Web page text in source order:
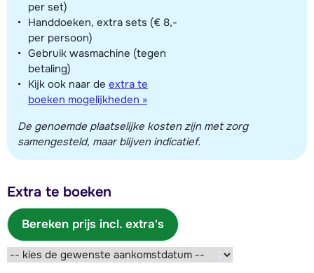
per set)
Handdoeken, extra sets (€ 8,-
per persoon)
Gebruik wasmachine (tegen
betaling)
Kijk ook naar de extra te
boeken mogelijkheden »
De genoemde plaatselijke kosten zijn met zorg
samengesteld, maar blijven indicatief.
Extra te boeken
Bereken prijs incl. extra's